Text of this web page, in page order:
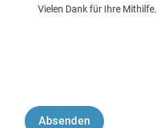
Vielen Dank für Ihre Mithilfe.